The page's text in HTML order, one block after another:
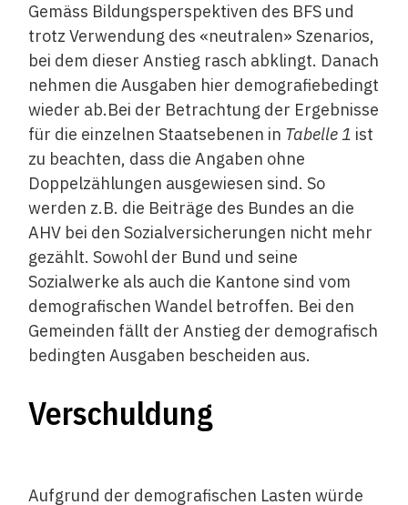
Gemäss Bildungsperspektiven des BFS und
trotz Verwendung des «neutralen» Szenarios,
bei dem dieser Anstieg rasch abklingt. Danach
nehmen die Ausgaben hier demografiebedingt
wieder ab.Bei der Betrachtung der Ergebnisse
für die einzelnen Staatsebenen in Tabelle 1 ist
zu beachten, dass die Angaben ohne
Doppelzählungen ausgewiesen sind. So
werden z.B. die Beiträge des Bundes an die
AHV bei den Sozialversicherungen nicht mehr
gezählt. Sowohl der Bund und seine
Sozialwerke als auch die Kantone sind vom
demografischen Wandel betroffen. Bei den
Gemeinden fällt der Anstieg der demografisch
bedingten Ausgaben bescheiden aus.
Verschuldung
Aufgrund der demografischen Lasten würde